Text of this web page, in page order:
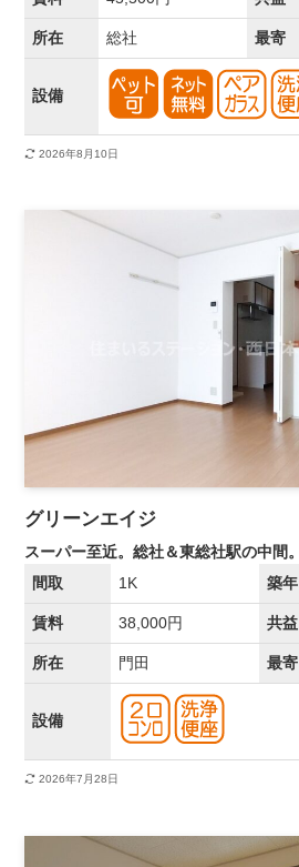
所在 総社 最寄
設備
2026年8月10日
グリーンエイジ
スーパー至近。総社＆東総社駅の中間。
間取
1K 築年
賃料 38,000円 共益
所在 門田 最寄
設備
2026年7月28日